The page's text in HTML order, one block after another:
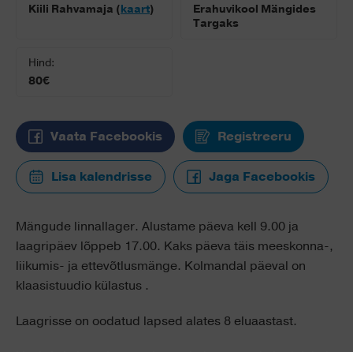
Kiili Rahvamaja (kaart)
Erahuvikool Mängides
Targaks
Hind:
80€
Vaata Facebookis Registreeru
Lisa kalendrisse Jaga Facebookis
Mängude linnallager. Alustame päeva kell 9.00 ja
laagripäev lõppeb 17.00. Kaks päeva täis meeskonna-,
liikumis- ja ettevõtlusmänge. Kolmandal päeval on
klaasistuudio külastus .
Laagrisse on oodatud lapsed alates 8 eluaastast.